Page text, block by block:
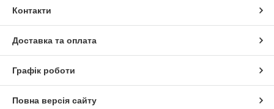
Контакти
Доставка та оплата
Графік роботи
Повна версія сайту